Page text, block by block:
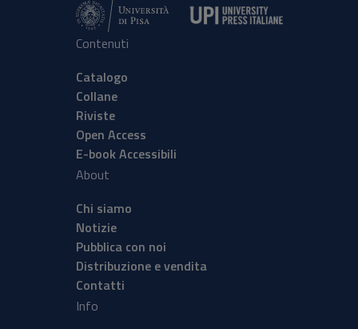
Contenuti
Catalogo
Collane
Riviste
Open Access
E-book Accessibili
About
Chi siamo
Notizie
Pubblica con noi
Distribuzione e vendita
Contatti
Info